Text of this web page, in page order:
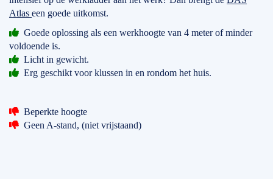
Atlas een goede uitkomst.
Goede oplossing als een werkhoogte van 4 meter of minder
voldoende is.
Licht in gewicht.
Erg geschikt voor klussen in en rondom het huis.
Beperkte hoogte
Geen A-stand, (niet vrijstaand)